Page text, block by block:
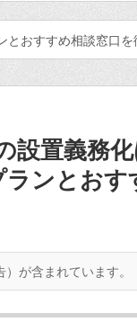
とおすすめ相談窓口
設置義務
ランとお
が含まれています。